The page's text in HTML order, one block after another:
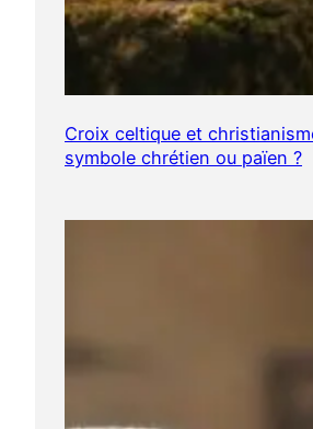
Croix celtique et
symbole chrétien ou païen ?